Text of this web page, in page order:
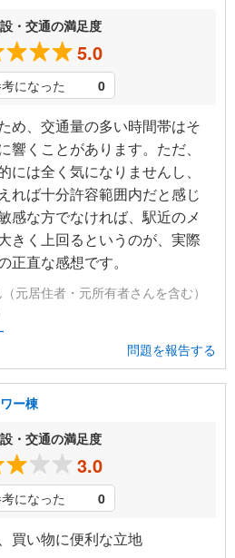
・交通の満足度
5.0
になった 0
め、交通量の多い時間帯はそ
くことがあります。ただ、
には全く気になりませんし、
れば十分許容範囲内だと感じ
感な方でなければ、駅近のメ
きく上回るというのが、実際
正直な感想です。
元居住者・元所有者さんを含む）
問題を報告する
ー棟
・交通の満足度
3.0
になった 0
買い物に便利な立地